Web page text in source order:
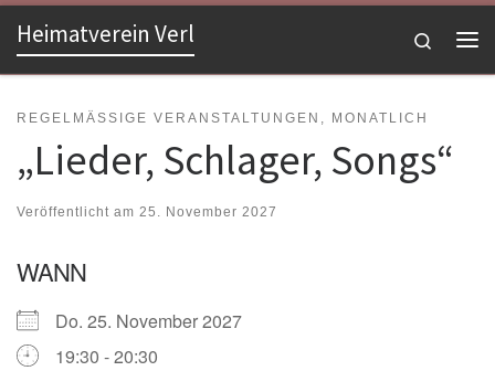
Zum Inhalt springen
Heimatverein Verl
Search
REGELMÄSSIGE VERANSTALTUNGEN, MONATLICH
„Lieder, Schlager, Songs“
Veröffentlicht am 25. November 2027
WANN
Do. 25. November 2027
19:30 - 20:30